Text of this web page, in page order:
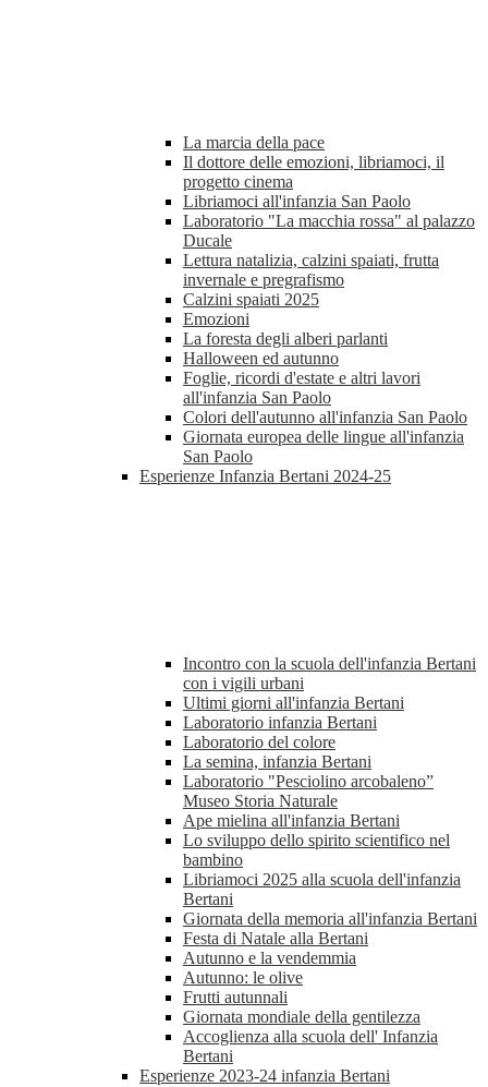
La marcia della pace
Il dottore delle emozioni, libriamoci, il
progetto cinema
Libriamoci all'infanzia San Paolo
Laboratorio "La macchia rossa" al palazzo
Ducale
Lettura natalizia, calzini spaiati, frutta
invernale e pregrafismo
Calzini spaiati 2025
Emozioni
La foresta degli alberi parlanti
Halloween ed autunno
Foglie, ricordi d'estate e altri lavori
all'infanzia San Paolo
Colori dell'autunno all'infanzia San Paolo
Giornata europea delle lingue all'infanzia
San Paolo
Esperienze Infanzia Bertani 2024-25
Incontro con la scuola dell'infanzia Bertani
con i vigili urbani
Ultimi giorni all'infanzia Bertani
Laboratorio infanzia Bertani
Laboratorio del colore
La semina, infanzia Bertani
Laboratorio "Pesciolino arcobaleno”
Museo Storia Naturale
Ape mielina all'infanzia Bertani
Lo sviluppo dello spirito scientifico nel
bambino
Libriamoci 2025 alla scuola dell'infanzia
Bertani
Giornata della memoria all'infanzia Bertani
Festa di Natale alla Bertani
Autunno e la vendemmia
Autunno: le olive
Frutti autunnali
Giornata mondiale della gentilezza
Accoglienza alla scuola dell' Infanzia
Bertani
Esperienze 2023-24 infanzia Bertani